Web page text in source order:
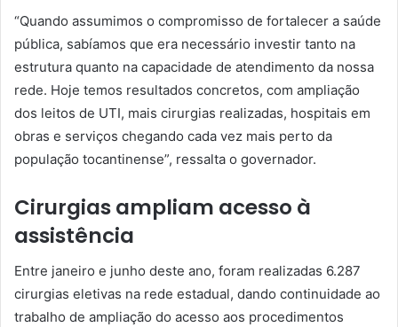
“Quando assumimos o compromisso de fortalecer a saúde
pública, sabíamos que era necessário investir tanto na
estrutura quanto na capacidade de atendimento da nossa
rede. Hoje temos resultados concretos, com ampliação
dos leitos de UTI, mais cirurgias realizadas, hospitais em
obras e serviços chegando cada vez mais perto da
população tocantinense”, ressalta o governador.
Cirurgias ampliam acesso à
assistência
Entre janeiro e junho deste ano, foram realizadas 6.287
cirurgias eletivas na rede estadual, dando continuidade ao
trabalho de ampliação do acesso aos procedimentos